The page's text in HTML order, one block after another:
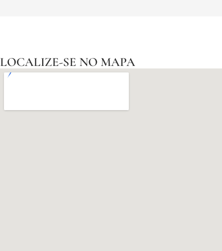
LOCALIZE-SE NO MAPA